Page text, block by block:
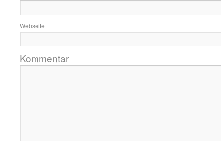
Webseite
Kommentar